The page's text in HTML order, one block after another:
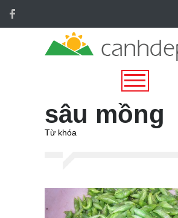
sâu mồng
Từ khóa